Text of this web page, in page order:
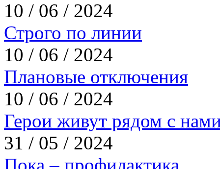
10 / 06 / 2024
Строго по линии
10 / 06 / 2024
Плановые отключения
10 / 06 / 2024
Герои живут рядом с
31 / 05 / 2024
Пока – профилактика